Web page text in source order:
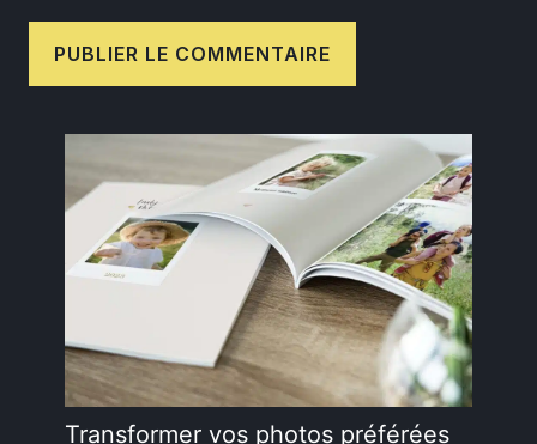
Transformer vos photos préférées